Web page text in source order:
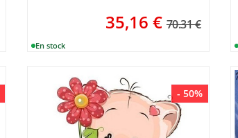
35,16 € 70.31 €
- 50%